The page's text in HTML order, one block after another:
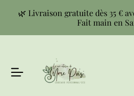
🌿 Livraison gratuite dès 35 €
Fait main en